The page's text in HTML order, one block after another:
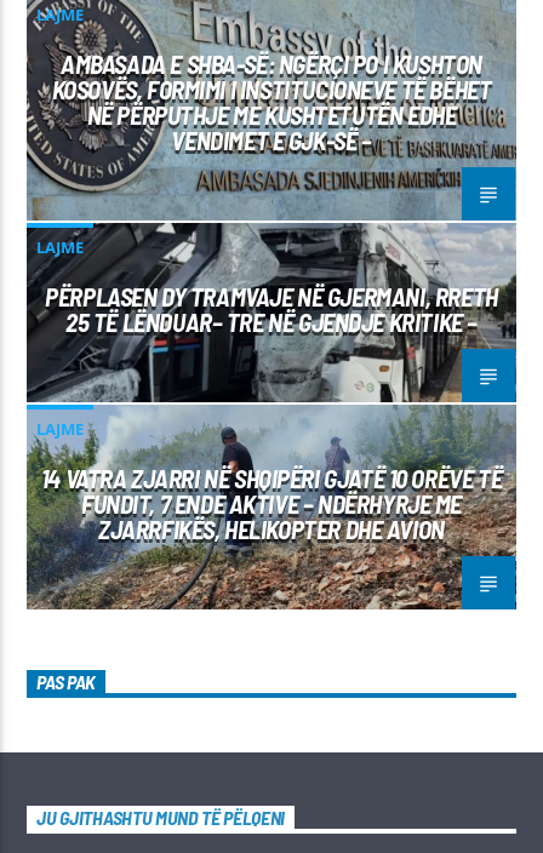
LAJME
AMBASADA E SHBA-SË: NGËRÇI PO I KUSHTON
KOSOVËS, FORMIMI I INSTITUCIONEVE TË BËHET
NË PËRPUTHJE ME KUSHTETUTËN EDHE
VENDIMET E GJK-SË –
LAJME
PËRPLASEN DY TRAMVAJE NË GJERMANI, RRETH
25 TË LËNDUAR– TRE NË GJENDJE KRITIKE –
LAJME
14 VATRA ZJARRI NË SHQIPËRI GJATË 10 ORËVE TË
FUNDIT, 7 ENDE AKTIVE – NDËRHYRJE ME
ZJARRFIKËS, HELIKOPTER DHE AVION
PAS PAK
JU GJITHASHTU MUND TË PËLQENI